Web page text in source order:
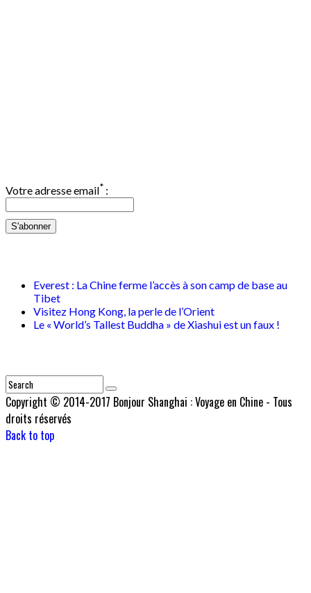
Votre adresse email* :
Everest : La Chine ferme l’accès à son camp de base au
Tibet
Visitez Hong Kong, la perle de l’Orient
Le « World’s Tallest Buddha » de Xiashui est un faux !
Copyright © 2014-2017 Bonjour Shanghai : Voyage en Chine - Tous
droits réservés
Back to top